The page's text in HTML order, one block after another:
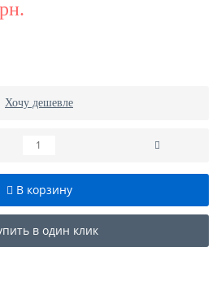
Хочу дешевле
В корзину
в один клик